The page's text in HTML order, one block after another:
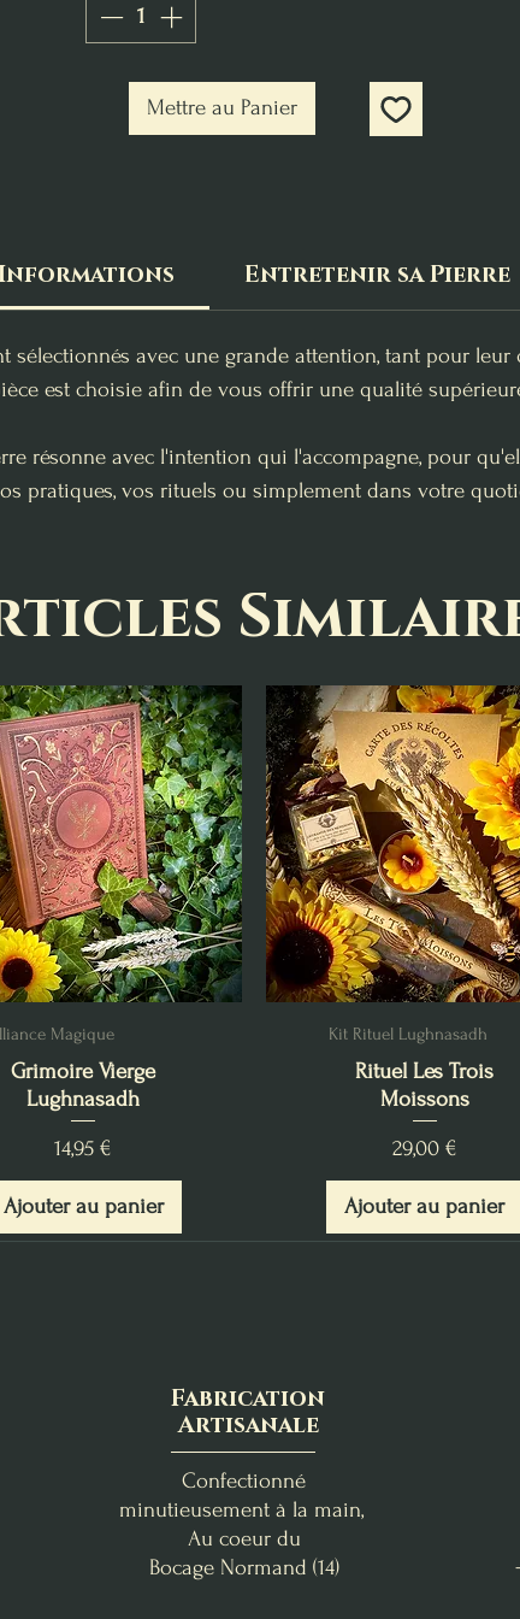
Mettre au Panier
Entretenir sa Pierre
sélectionnés avec une grande attention, tant pour
est choisie afin de vous offrir une qualité
résonne avec l'intention qui l'accompagne, pour
pratiques, vos rituels ou simplement dans votre
Magique
Grimoire Vierge
Lughnasadh
Prix
14,95 €
Ajouter au panier
Kit Rituel Lughnasadh
Rituel Les Trois
Moissons
Prix
29,00 €
Ajouter au panier
Fabrication
Artisanale
Confectionné
minutieusement à la main,
Au coeur du
Bocage Normand (14)